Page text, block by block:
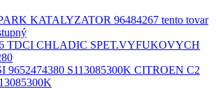
TDCI CHLADIC SPET.VYFUKOVYCH
CITROEN C2